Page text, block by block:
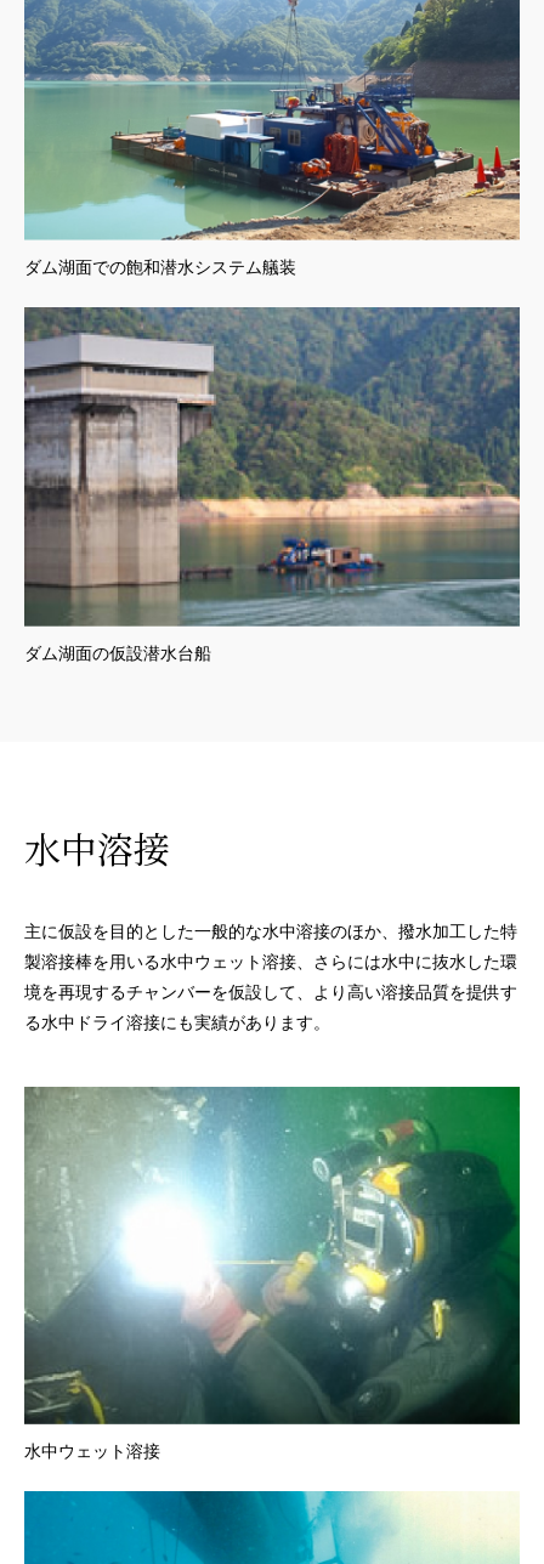
ダム湖面での飽和潜水システム艤装
ダム湖面の仮設潜水台船
水中溶接
主に仮設を目的とした一般的な水中溶接のほか、撥水加工した特
製溶接棒を用いる水中ウェット溶接、さらには水中に抜水した環
境を再現するチャンバーを仮設して、より高い溶接品質を提供す
る水中ドライ溶接にも実績があります。
水中ウェット溶接